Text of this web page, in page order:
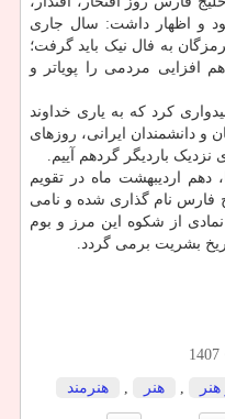
و اظهار داشت: سال جاری
به فال نیک باید گرفت؛
افزایی مردمی را پویاتر و
کرد که به یاری خداوند
و دانشمندان ایرانی، روزهای
باردیگر گردهم آییم.
دهم اردیبهشت ماه در تقویم
فارس نام گذاری شده و نامی
از شکوه این مرز و بوم
بشریت برمی گردد.
1407
, هنر , هنرمند